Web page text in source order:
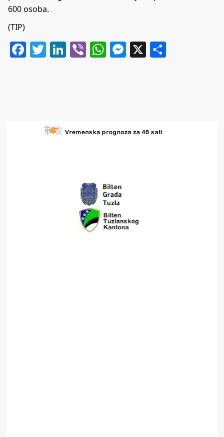
600 osoba.
(TIP)
Facebook
Twitter
LinkedIn
ViberWhatsApp
Messenger
X